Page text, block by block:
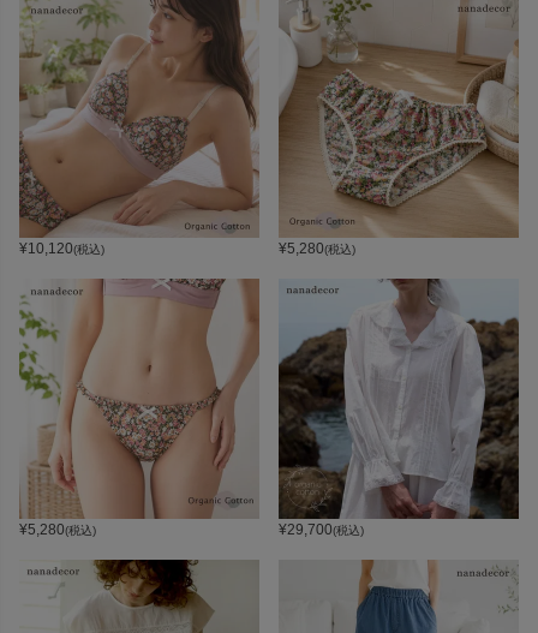
¥10,120(税込) ¥5,280(税込)
¥5,280(税込) ¥29,700(税込)